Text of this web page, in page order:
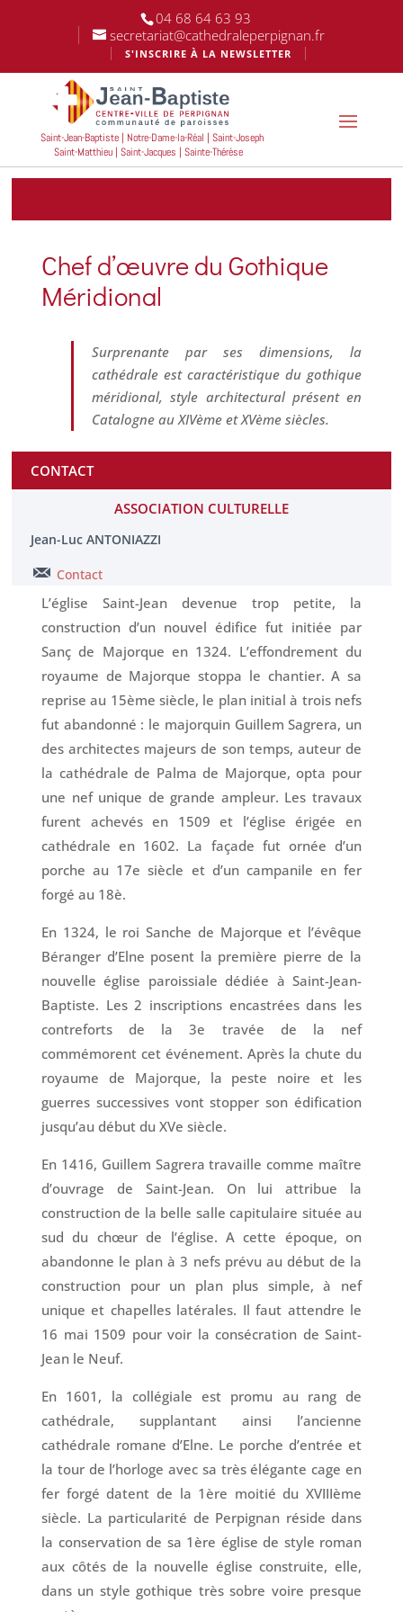
04 68 64 63 93
secretariat@cathedraleperpignan.fr
S'INSCRIRE À LA NEWSLETTER
Saint-Jean-Baptiste | Notre-Dame-la-Réal | Saint-Joseph
Saint-Matthieu | Saint-Jacques | Sainte-Thérèse
Chef d’œuvre du Gothique
Méridional
Surprenante par ses dimensions, la
cathédrale est caractéristique du gothique
méridional, style architectural présent en
Catalogne au XIVème et XVème siècles.
CONTACT
ASSOCIATION CULTURELLE
Jean-Luc ANTONIAZZI
Contact
L’église Saint-Jean devenue trop petite, la
construction d’un nouvel édifice fut initiée par
Sanç de Majorque en 1324. L’effondrement du
royaume de Majorque stoppa le chantier. A sa
reprise au 15ème siècle, le plan initial à trois nefs
fut abandonné : le majorquin Guillem Sagrera, un
des architectes majeurs de son temps, auteur de
la cathédrale de Palma de Majorque, opta pour
une nef unique de grande ampleur. Les travaux
furent achevés en 1509 et l’église érigée en
cathédrale en 1602. La façade fut ornée d’un
porche au 17e siècle et d’un campanile en fer
forgé au 18è.
En 1324, le roi Sanche de Majorque et l’évêque
Béranger d’Elne posent la première pierre de la
nouvelle église paroissiale dédiée à Saint-Jean-
Baptiste. Les 2 inscriptions encastrées dans les
contreforts de la 3e travée de la nef
commémorent cet événement. Après la chute du
royaume de Majorque, la peste noire et les
guerres successives vont stopper son édification
jusqu’au début du XVe siècle.
En 1416, Guillem Sagrera travaille comme maître
d’ouvrage de Saint-Jean. On lui attribue la
construction de la belle salle capitulaire située au
sud du chœur de l’église. A cette époque, on
abandonne le plan à 3 nefs prévu au début de la
construction pour un plan plus simple, à nef
unique et chapelles latérales. Il faut attendre le
16 mai 1509 pour voir la consécration de Saint-
Jean le Neuf.
En 1601, la collégiale est promu au rang de
cathédrale, supplantant ainsi l’ancienne
cathédrale romane d’Elne. Le porche d’entrée et
la tour de l’horloge avec sa très élégante cage en
fer forgé datent de la 1ère moitié du XVIIIème
siècle. La particularité de Perpignan réside dans
la conservation de sa 1ère église de style roman
aux côtés de la nouvelle église construite, elle,
dans un style gothique très sobre voire presque